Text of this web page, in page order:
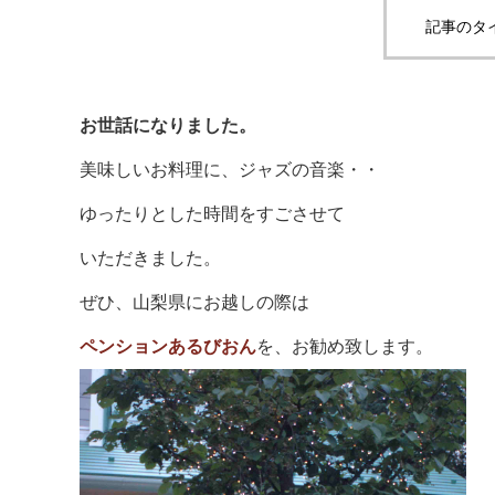
記事のタ
お世話になりました。
美味しいお料理に、ジャズの音楽・・
ゆったりとした時間をすごさせて
いただきました。
ぜひ、山梨県にお越しの際は
ペンションあるびおんを、お勧め致します。